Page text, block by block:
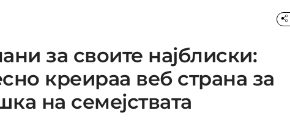
за своите најблиски:
креираа веб страна за
на семејствата